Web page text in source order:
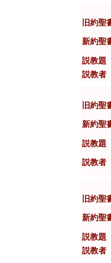
旧約聖
新約聖
説教題
説教者
旧約聖
新約聖
説教題
説教者
旧約聖
新約聖
説教題
説教者